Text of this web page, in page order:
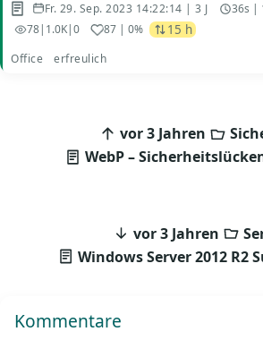
Fr. 29. Sep. 2023 14:22:14 | 3 J 36s |
78| 1.0K|0 87| 0% 15 h
Office erfreulich
vor 3 Jahren
WebP –
vor 3 Jahren
Windows Server 2012 R2
Kommentare